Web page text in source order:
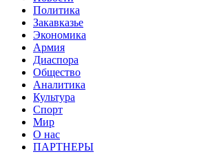
Политика
Закавказье
Экономика
Армия
Диаспора
Общество
Аналитика
Культура
Спорт
Мир
О нас
ПАРТНЕРЫ